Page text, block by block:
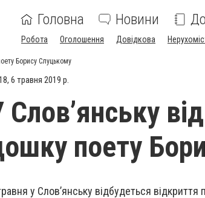
Головна Новини
Робота Оголошення Довідкова
Борису Слуцькому
6 травня 2019 р.
Слов’янську
поету
у Слов’янську відбудеться